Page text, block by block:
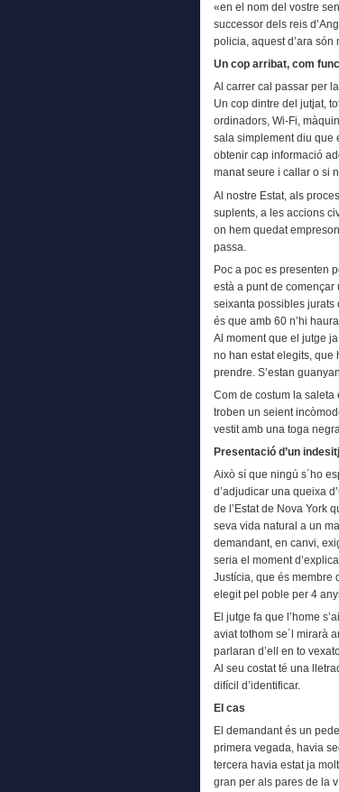
«en el nom del vostre
successor dels reis
policia, aquest d’ara són
Un cop arribat, com
Al carrer cal passar per
Un cop dintre del jutjat,
ordinadors, Wi-Fi,
sala simplement diu que
obtenir cap informació
manat seure i callar o si
Al nostre Estat, als
suplents, a les accions
on hem quedat
passa.
Poc a poc es presenten
està a punt de començar
seixanta possibles jurats
és que amb 60 n’hi
Al moment que el jutge
no han estat elegits, que
prendre. S’estan
Com de costum la
troben un seient
vestit amb una toga
Presentació d’un
Això sí que ningú s´ho
d’adjudicar una queixa
de l’Estat de Nova York
seva vida natural a un
demandant, en canvi,
seria el moment
Justícia, que és membre
elegit pel poble per 4
El jutge fa que l’home
aviat tothom se´l mirarà
parlaran d’ell en to
Al seu costat té una
difícil d’identificar.
El cas
El demandant és un
primera vegada, havia
tercera havia estat ja
gran per als pares de la